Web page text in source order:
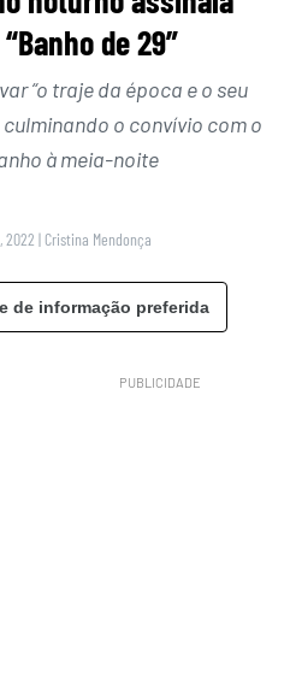
de 29”
“o traje da época e o seu
o convívio com o
à meia-noite
2022 | Cristina Mendonça
de informação preferida